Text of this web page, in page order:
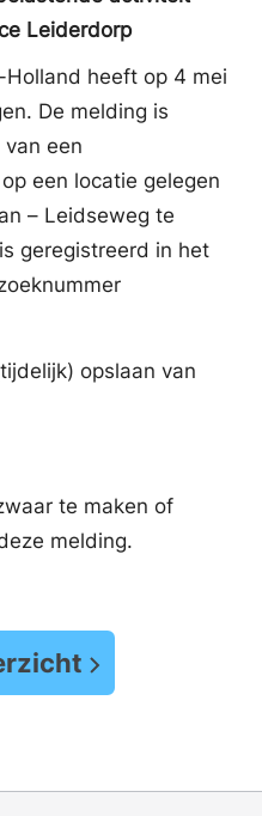
Leiderdorp
Holland heeft op 4 mei
De melding is
een
een locatie gelegen
– Leidseweg te
geregistreerd in het
opslaan van
te maken of
melding.